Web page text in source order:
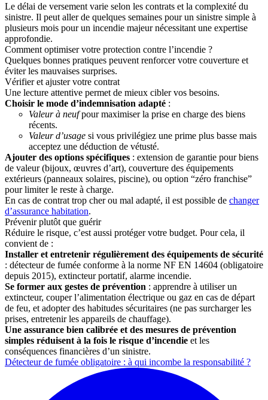
Le délai de versement varie selon les contrats et la complexité du
sinistre. Il peut aller de quelques semaines pour un sinistre simple à
plusieurs mois pour un incendie majeur nécessitant une expertise
approfondie.
Comment optimiser votre protection contre l’incendie ?
Quelques bonnes pratiques peuvent renforcer votre couverture et
éviter les mauvaises surprises.
Vérifier et ajuster votre contrat
Une lecture attentive permet de mieux cibler vos besoins.
Choisir le mode d’indemnisation adapté :
Valeur à neufpour maximiser la prise en charge des biens
récents.
Valeur d’usage si vous privilégiez une prime plus basse mais
acceptez une déduction de vétusté.
Ajouter des options spécifiques : extension de garantie pour biens
de valeur (bijoux, œuvres d’art), couverture des équipements
extérieurs (panneaux solaires, piscine), ou option “zéro franchise”
pour limiter le reste à charge.
En cas de contrat trop cher ou mal adapté, il est possible de changer
d’assurance habitation.
Prévenir plutôt que guérir
Réduire le risque, c’est aussi protéger votre budget. Pour cela, il
convient de :
Installer et entretenir régulièrement des équipements de sécurité
: détecteur de fumée conforme à la norme NF EN 14604 (obligatoire
depuis 2015), extincteur portatif, alarme incendie.
Se former aux gestes de prévention : apprendre à utiliser un
extincteur, couper l’alimentation électrique ou gaz en cas de départ
de feu, et adopter des habitudes sécuritaires (ne pas surcharger les
prises, entretenir les appareils de chauffage).
Une assurance bien calibrée et des mesures de prévention
simples réduisent à la fois le risque d’incendie et les
conséquences financières d’un sinistre.
Détecteur de fumée obligatoire : à qui incombe la responsabilité ?